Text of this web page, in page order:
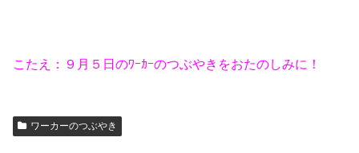
こたえ：９月５日のﾜｰｶｰのつぶやきをおたのしみに！
ワーカーのつぶやき